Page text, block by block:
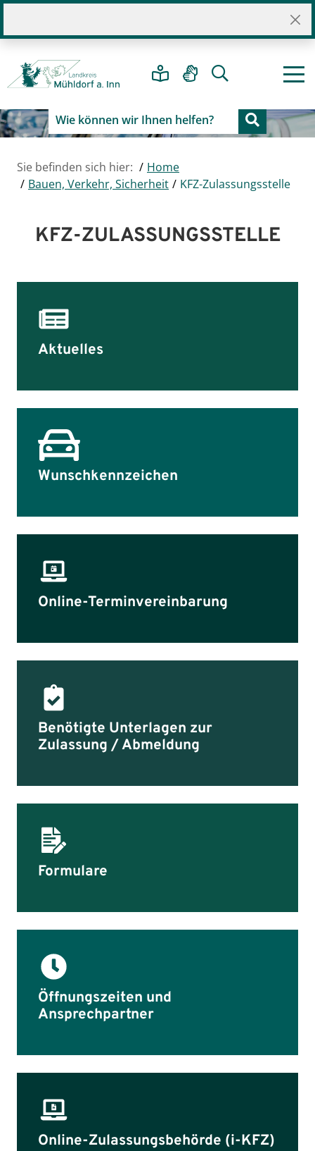
Sie befinden sich hier:
Home
Bauen, Verkehr, Sicherheit
KFZ-Zulassungsstelle
KFZ-ZULASSUNGSSTELLE
Aktuelles
Wunschkennzeichen
Online-Termin­vereinbarung
Benötigte Unterlagen zur
Zulassung / Abmeldung
Formulare
Öffnungszeiten und
Ansprechpartner
Online-Zulassungsbehörde (i-KFZ)